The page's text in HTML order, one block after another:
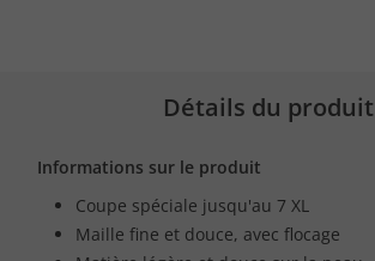
Détails du produit
Informations sur le produit
Coupe spéciale jusqu'au 7 XL
Maille fine et douce, avec flocage